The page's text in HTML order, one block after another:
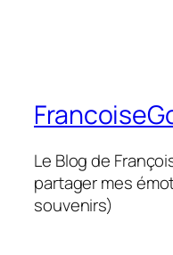
Le Blog de
partager mes
souvenirs)